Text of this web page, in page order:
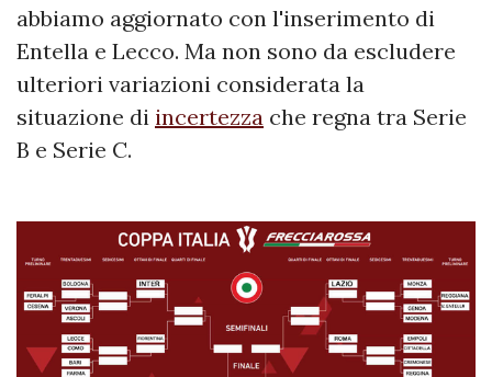
abbiamo aggiornato con l'inserimento di
Entella e Lecco. Ma non sono da escludere
ulteriori variazioni considerata la
situazione di incertezza che regna tra Serie
B e Serie C.